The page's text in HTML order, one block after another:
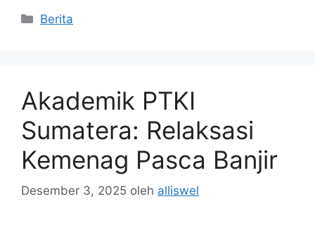
Kategori
Berita
Akademik PTKI
Sumatera: Relaksasi
Kemenag Pasca Banjir
Desember 3, 2025 oleh alliswel